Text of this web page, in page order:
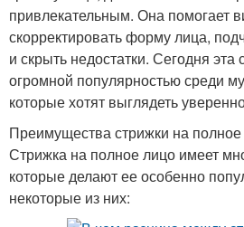
привлекательным. Она помогает
скорректировать форму лица,
и скрыть недостатки. Сегодня эта
огромной популярностью среди
которые хотят выглядеть
Преимущества стрижки на
Стрижка на полное лицо имеет
которые делают ее особенно
некоторые из них: